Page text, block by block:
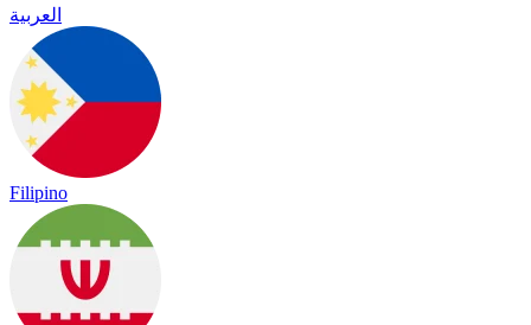
العربية
Filipino